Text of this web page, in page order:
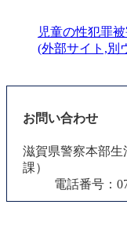
児童の性犯罪
(外部サイト,別
お問い合わせ
滋賀県警察本部
課）
電話番号：